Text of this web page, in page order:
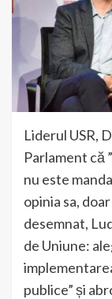
Liderul USR,
Parlament că
nu este
opinia sa,
desemnat,
de Uniune:
publice” și